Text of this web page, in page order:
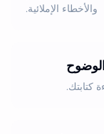
والأخطاء الإملائية.
كتابتك.